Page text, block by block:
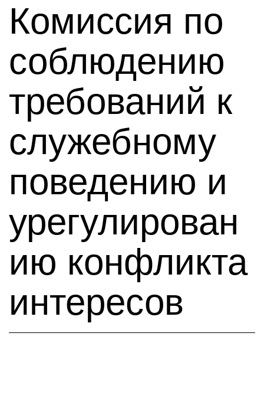
Комиссия по
соблюдению
требований к
служебному
поведению и
урегулирован
ию конфликта
интересов